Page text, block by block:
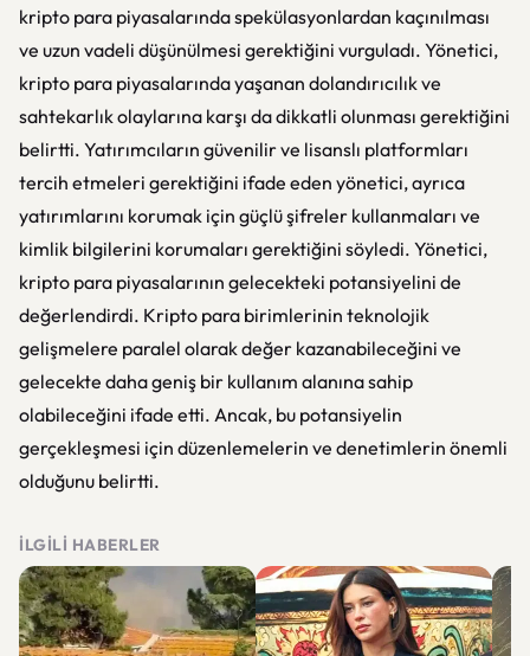
kripto para piyasalarında spekülasyonlardan kaçınılması
ve uzun vadeli düşünülmesi gerektiğini vurguladı. Yönetici,
kripto para piyasalarında yaşanan dolandırıcılık ve
sahtekarlık olaylarına karşı da dikkatli olunması gerektiğini
belirtti. Yatırımcıların güvenilir ve lisanslı platformları
tercih etmeleri gerektiğini ifade eden yönetici, ayrıca
yatırımlarını korumak için güçlü şifreler kullanmaları ve
kimlik bilgilerini korumaları gerektiğini söyledi. Yönetici,
kripto para piyasalarının gelecekteki potansiyelini de
değerlendirdi. Kripto para birimlerinin teknolojik
gelişmelere paralel olarak değer kazanabileceğini ve
gelecekte daha geniş bir kullanım alanına sahip
olabileceğini ifade etti. Ancak, bu potansiyelin
gerçekleşmesi için düzenlemelerin ve denetimlerin önemli
olduğunu belirtti.
İLGILI HABERLER